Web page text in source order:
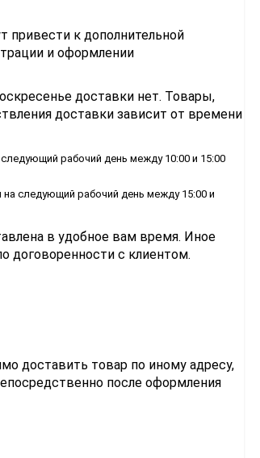
привести к дополнительной
и оформлении
доставки нет. Товары,
доставки зависит от времени
рабочий день между 10:00 и 15:00
следующий рабочий день между 15:00 и
в удобное вам время. Иное
договоренности с клиентом.
доставить товар по иному адресу,
после оформления